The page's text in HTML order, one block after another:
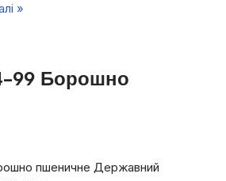
»
99 Борошно
пшеничне Державний